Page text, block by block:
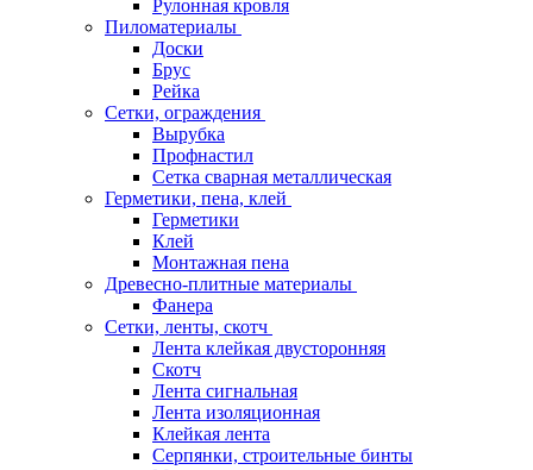
Рулонная кровля
Пиломатериалы
Доски
Брус
Рейка
Сетки, ограждения
Вырубка
Профнастил
Сетка сварная металлическая
Герметики, пена, клей
Герметики
Клей
Монтажная пена
Древесно-плитные материалы
Фанера
Сетки, ленты, скотч
Лента клейкая двусторонняя
Скотч
Лента сигнальная
Лента изоляционная
Клейкая лента
Серпянки, строительные бинты